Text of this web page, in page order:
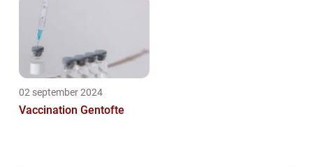
02 september 2024
Vaccination Gentofte